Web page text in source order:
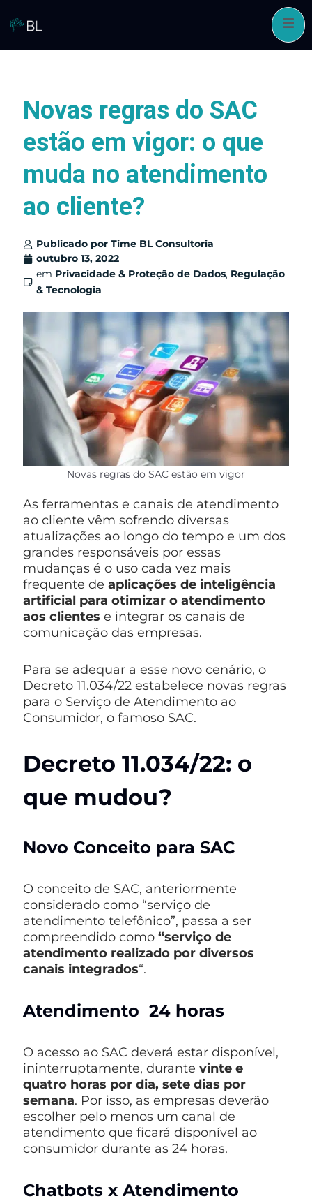
Pular
para
Novas regras do SAC
estão em vigor: o que
muda no atendimento
ao cliente?
Publicado por Time BL Consultoria
outubro 13, 2022
em Privacidade & Proteção de Dados, Regulação
& Tecnologia
Novas regras do SAC estão em vigor
As ferramentas e canais de atendimento
ao cliente vêm sofrendo diversas
atualizações ao longo do tempo e um dos
grandes responsáveis por essas
mudanças é o uso cada vez mais
frequente de aplicações de inteligência
artificial para otimizar o atendimento
aos clientes e integrar os canais de
comunicação das empresas.
Para se adequar a esse novo cenário, o
Decreto 11.034/22 estabelece novas regras
para o Serviço de Atendimento ao
Consumidor, o famoso SAC.
Decreto 11.034/22: o
que mudou?
Novo Conceito para SAC
O conceito de SAC, anteriormente
considerado como “serviço de
atendimento telefônico”, passa a ser
compreendido como “serviço de
atendimento realizado por diversos
canais integrados“.
Atendimento 24 horas
O acesso ao SAC deverá estar disponível,
ininterruptamente, durante vinte e
quatro horas por dia, sete dias por
semana. Por isso, as empresas deverão
escolher pelo menos um canal de
atendimento que ficará disponível ao
consumidor durante as 24 horas.
Chatbots x Atendimento